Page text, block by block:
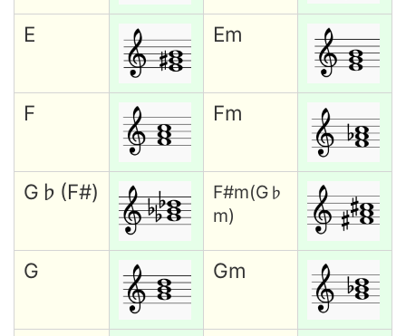
E Em
F Fm
G♭(F#) F#m(G ♭
m)
G Gm